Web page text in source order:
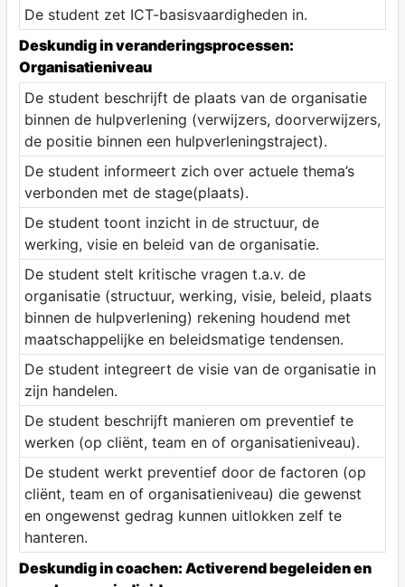
De student zet ICT-basisvaardigheden in.
Deskundig in veranderingsprocessen:
Organisatieniveau
De student beschrijft de plaats van de organisatie
binnen de hulpverlening (verwijzers, doorverwijzers,
de positie binnen een hulpverleningstraject).
De student informeert zich over actuele thema’s
verbonden met de stage(plaats).
De student toont inzicht in de structuur, de
werking, visie en beleid van de organisatie.
De student stelt kritische vragen t.a.v. de
organisatie (structuur, werking, visie, beleid, plaats
binnen de hulpverlening) rekening houdend met
maatschappelijke en beleidsmatige tendensen.
De student integreert de visie van de organisatie in
zijn handelen.
De student beschrijft manieren om preventief te
werken (op cliënt, team en of organisatieniveau).
De student werkt preventief door de factoren (op
cliënt, team en of organisatieniveau) die gewenst
en ongewenst gedrag kunnen uitlokken zelf te
hanteren.
Deskundig in coachen: Activerend begeleiden en